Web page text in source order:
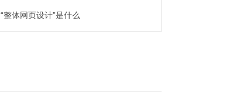
“整体网页设计”是什么